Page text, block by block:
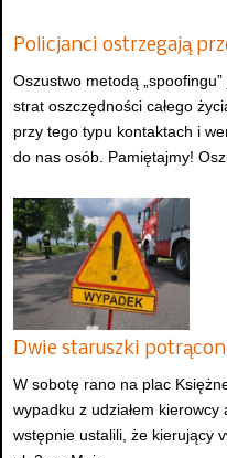
Policjanci ostrzegają
Oszustwo metodą
strat oszczędności całego
przy tego typu kontaktach i
do nas osób. Pamiętajmy!
Dwie staruszki
W sobotę rano na plac
wypadku z udziałem
wstępnie ustalili, że kierujący